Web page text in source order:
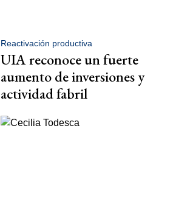
Reactivación productiva
UIA reconoce un fuerte
aumento de inversiones y
actividad fabril